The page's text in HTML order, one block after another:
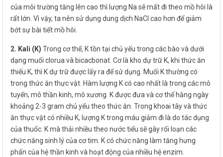
của môi trường tăng lên cao thì lượng Na sẽ mất đi theo mồ hôi là
rất lớn. Vì vậy, ta nên sử dụng dung dịch NaCl cao hơn để giảm
bớt sự bài tiết mồ hôi.
2. Kali (K) Trong cơ thể, K tồn tại chủ yếu trong các bào và dưới
dạng muối clorua và bicacbonat. Cơ là kho dự trữ K, khi thức ăn
thiếu K, thì K dự trữ được lấy ra để sử dụng. Muối K thường có
trong thức ăn thực vật. Hàm lượng K có cao nhất là trong các mô
tuyến, mô thần kinh, mô xương. K được đưa và cơ thể hằng ngày
khoảng 2-3 gram chủ yếu theo thức ăn. Trong khoai tây và thức
ăn thực vật có nhiều K, lượng K trong máu giảm đi là do tác dụng
của thuốc. K mà thải nhiều theo nước tiểu sẽ gây rối loạn các
chức năng sinh lý của cơ tim. K có chức năng làm tăng hưng
phấn của hệ thần kinh và hoạt động của nhiều hệ enzim.